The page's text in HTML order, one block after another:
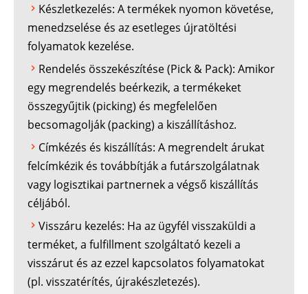
Készletkezelés: A termékek nyomon követése,
menedzselése és az esetleges újratöltési
folyamatok kezelése.
Rendelés összekészítése (Pick & Pack): Amikor
egy megrendelés beérkezik, a termékeket
összegyűjtik (picking) és megfelelően
becsomagolják (packing) a kiszállításhoz.
Címkézés és kiszállítás: A megrendelt árukat
felcímkézik és továbbítják a futárszolgálatnak
vagy logisztikai partnernek a végső kiszállítás
céljából.
Visszáru kezelés: Ha az ügyfél visszaküldi a
terméket, a fulfillment szolgáltató kezeli a
visszárut és az ezzel kapcsolatos folyamatokat
(pl. visszatérítés, újrakészletezés).